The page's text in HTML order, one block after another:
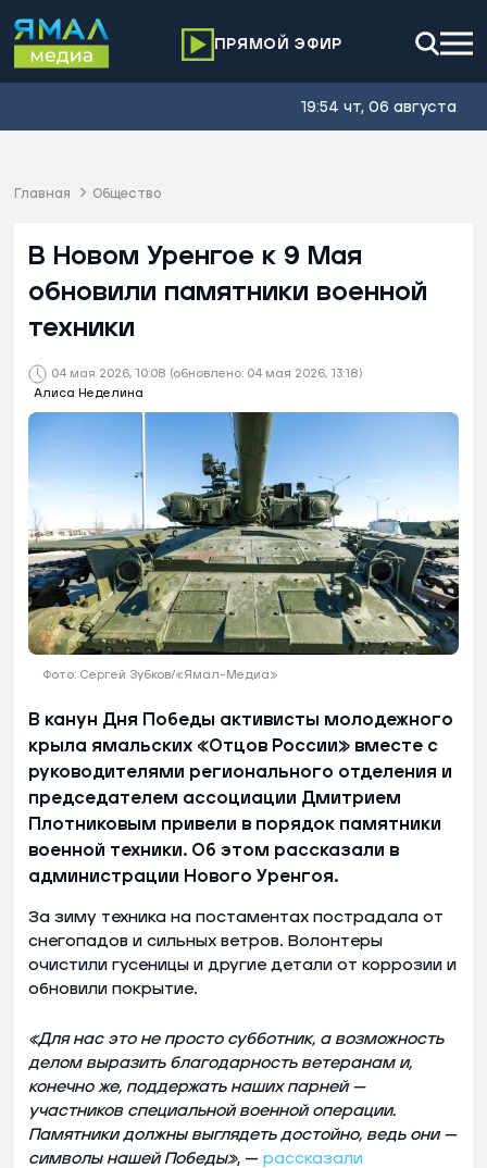
ПРЯМОЙ ЭФИР
19:54 чт, 06 августа
Главная Общество
04 мая 2026, 10:08 (обновлено: 04 мая 2026, 13:18)
Алиса Неделина
В Новом Уренгое к 9 Мая
обновили памятники военной
техники
Фото: Сергей Зубков/«Ямал-Медиа»
В канун Дня Победы активисты молодежного
крыла ямальских «Отцов России» вместе с
руководителями регионального отделения и
председателем ассоциации Дмитрием
Плотниковым привели в порядок памятники
военной техники. Об этом рассказали в
администрации Нового Уренгоя.
За зиму техника на постаментах пострадала от
снегопадов и сильных ветров. Волонтеры
очистили гусеницы и другие детали от коррозии и
обновили покрытие.
«Для нас это не просто субботник, а возможность
делом выразить благодарность ветеранам и,
конечно же, поддержать наших парней —
участников специальной военной операции.
Памятники должны выглядеть достойно, ведь они —
символы нашей Победы», — рассказали